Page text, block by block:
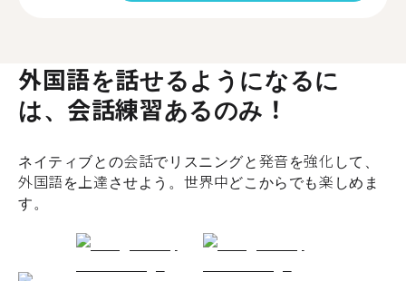
外国語を話せるようになるに
は、会話練習あるのみ！
ネイティブとの会話でリスニングと発音を強化して、
外国語を上達させよう。世界中どこからでも楽しめま
す。